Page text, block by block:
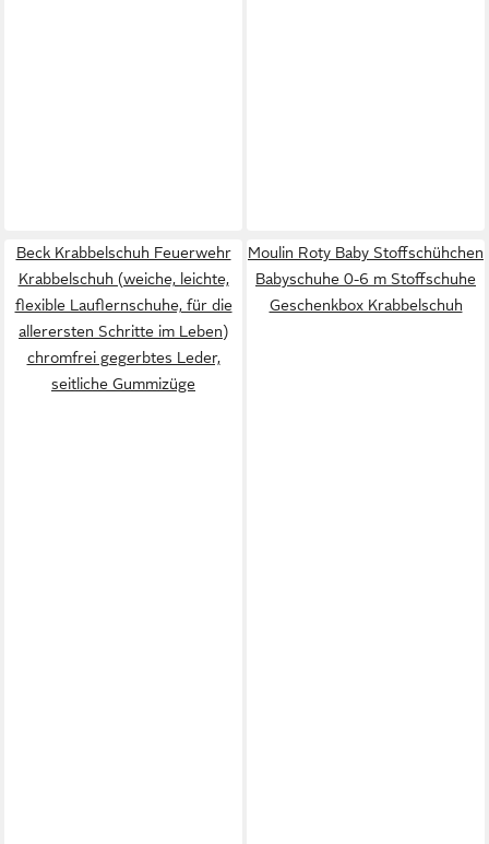
Beck Krabbelschuh Feuerwehr
Krabbelschuh (weiche, leichte,
flexible Lauflernschuhe, für die
allerersten Schritte im Leben)
chromfrei gegerbtes Leder,
seitliche Gummizüge
Moulin Roty Baby Stoffschühchen
Babyschuhe 0-6 m Stoffschuhe
Geschenkbox Krabbelschuh